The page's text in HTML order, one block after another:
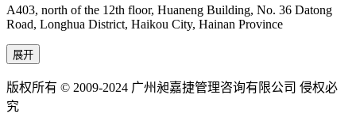
A403, north of the 12th floor, Huaneng Building, No. 36 Datong
Road, Longhua District, Haikou City, Hainan Province
展开
版权所有 © 2009-2024 广州昶嘉捷管理咨询有限公司 侵权必
究